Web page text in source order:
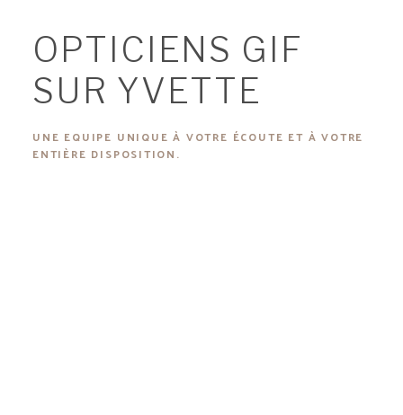
OPTICIENS GIF
SUR YVETTE
UNE EQUIPE UNIQUE À VOTRE ÉCOUTE ET À VOTRE
ENTIÈRE DISPOSITION.